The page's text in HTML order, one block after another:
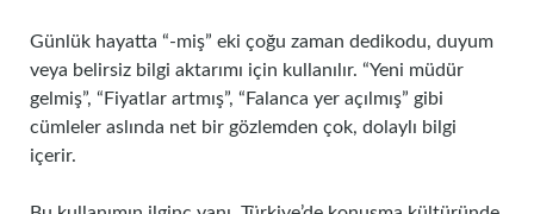
Günlük hayatta “-miş” eki çoğu zaman dedikodu, duyum
veya belirsiz bilgi aktarımı için kullanılır. “Yeni müdür
gelmiş”, “Fiyatlar artmış”, “Falanca yer açılmış” gibi
cümleler aslında net bir gözlemden çok, dolaylı bilgi
içerir.